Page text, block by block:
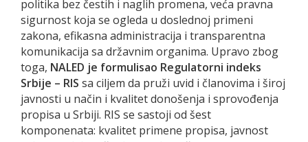
politika bez čestih i naglih promena, veća pravna
sigurnost koja se ogleda u doslednoj primeni
zakona, efikasna administracija i transparentna
komunikacija sa državnim organima. Upravo zbog
toga, NALED je formulisao Regulatorni indeks
Srbije – RIS sa ciljem da pruži uvid i članovima i široj
javnosti u način i kvalitet donošenja i sprovođenja
propisa u Srbiji. RIS se sastoji od šest
komponenata: kvalitet primene propisa, javnost